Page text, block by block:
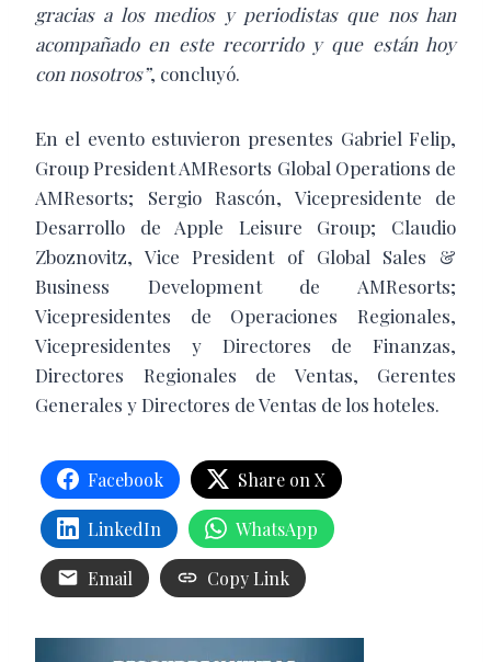
gracias a los medios y periodistas que nos han
acompañado en este recorrido y que están hoy
con nosotros”, concluyó.
En el evento estuvieron presentes Gabriel Felip,
Group President AMResorts Global Operations de
AMResorts; Sergio Rascón, Vicepresidente de
Desarrollo de Apple Leisure Group; Claudio
Zboznovitz, Vice President of Global Sales &
Business Development de AMResorts;
Vicepresidentes de Operaciones Regionales,
Vicepresidentes y Directores de Finanzas,
Directores Regionales de Ventas, Gerentes
Generales y Directores de Ventas de los hoteles.
Facebook Share on X
LinkedIn WhatsApp
Email Copy Link